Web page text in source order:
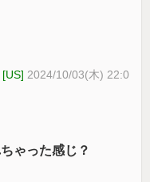
2024/10/03(木) 22:0
ゃった感じ？